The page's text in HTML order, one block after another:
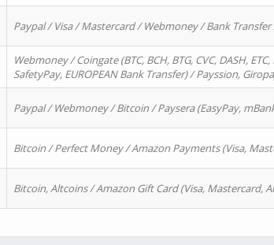
Paypal / Visa / Mastercard / Webmoney / Bank
Webmoney / Coingate (BTC, BCH, BTG, CVC, DASH,
SafetyPay, EUROPEAN Bank Transfer) / Payssion,
Paypal / Webmoney / Bitcoin / Paysera (EasyPay,
Bitcoin / Perfect Money / Amazon Payments (Visa,
Bitcoin, Altcoins / Amazon Gift Card (Visa, Mastercard,